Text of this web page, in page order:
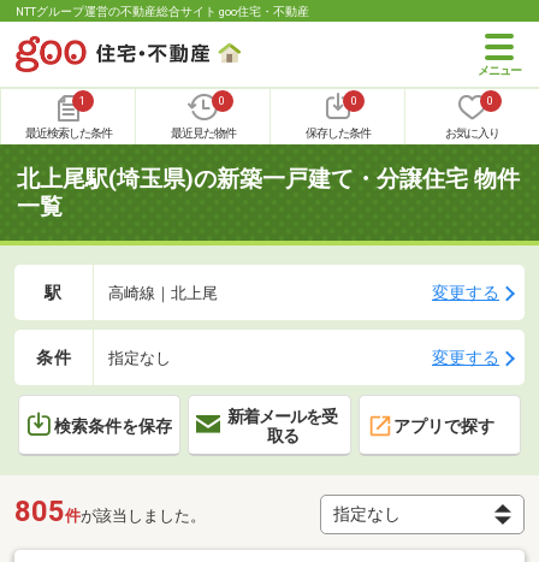
NTTグループ運営の不動産総合サイト goo住宅・不動産
1
最近検索した条件
0
最近見た物件
0
保存した条件
0
お気に入り
北上尾駅(埼玉県)の新築一戸建て・分譲住宅 物件
一覧
駅 高崎線｜北上尾 変更する
条件 指定なし 変更する
検索条件を保存
新着メールを受
取る
アプリで探す
805件が該当しました。